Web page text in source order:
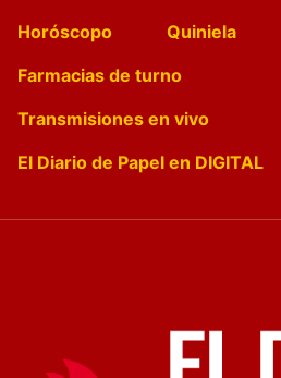
Horóscopo
Quiniela
Farmacias de turno
Transmisiones en vivo
El Diario de Papel en DIGITAL